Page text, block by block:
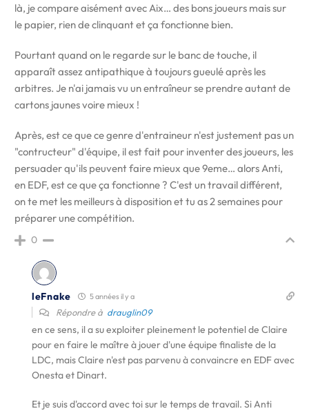
là, je compare aisément avec Aix… des bons joueurs mais sur
le papier, rien de clinquant et ça fonctionne bien.
Pourtant quand on le regarde sur le banc de touche, il
apparaît assez antipathique à toujours gueulé après les
arbitres. Je n'ai jamais vu un entraîneur se prendre autant de
cartons jaunes voire mieux !
Après, est ce que ce genre d'entraineur n'est justement pas un
"contructeur" d'équipe, il est fait pour inventer des joueurs, les
persuader qu'ils peuvent faire mieux que 9eme… alors Anti,
en EDF, est ce que ça fonctionne ? C'est un travail différent,
on te met les meilleurs à disposition et tu as 2 semaines pour
préparer une compétition.
0
leFnake 5 années il y a
Répondre à drauglin09
en ce sens, il a su exploiter pleinement le potentiel de Claire
pour en faire le maître à jouer d'une équipe finaliste de la
LDC, mais Claire n'est pas parvenu à convaincre en EDF avec
Onesta et Dinart.
Et je suis d'accord avec toi sur le temps de travail. Si Anti